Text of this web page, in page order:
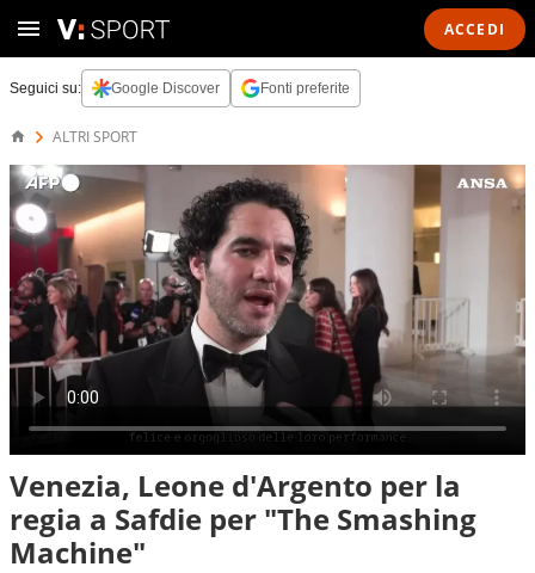
ACCEDI
Seguici su: Google Discover Fonti preferite
ALTRI SPORT
Venezia, Leone d'Argento per la
regia a Safdie per "The Smashing
Machine"